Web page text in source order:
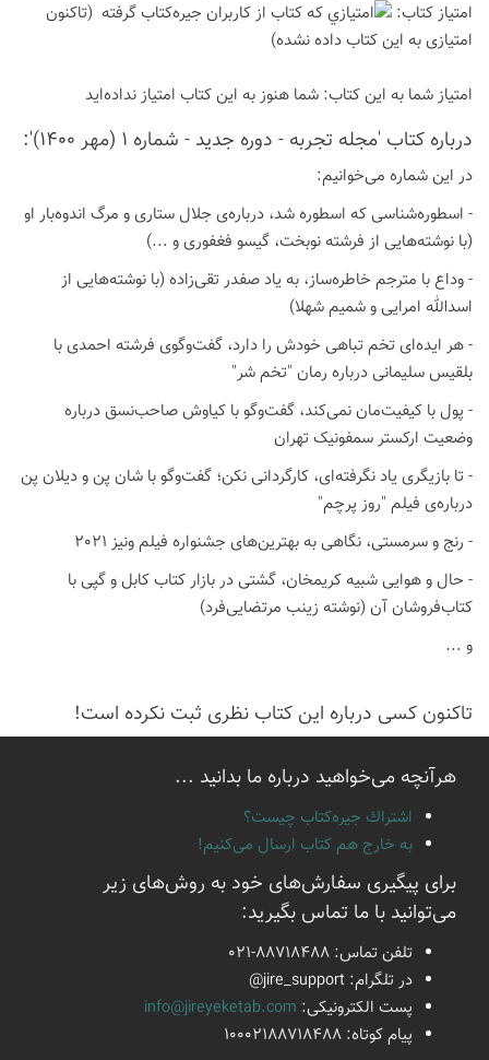
امتیاز كتاب:
(تاكنون
امتیازی به این كتاب داده نشده)
امتیاز شما به این كتاب: شما هنوز به این كتاب امتیاز نداده‌اید
درباره كتاب 'مجله تجربه - دوره جدید - شماره 1 (مهر 1400)':
در این شماره می‌خوانیم:
- اسطوره‌شناسی که اسطوره شد، درباره‌ی جلال ستاری و مرگ اندوه‌بار او
(با نوشته‌هایی از فرشته نوبخت، گیسو فغفوری و ...)
- وداع با مترجم خاطره‌ساز، به یاد صفدر تقی‌زاده (با نوشته‌هایی از
اسدالله امرایی و شمیم شهلا)
- هر ایده‌ای تخم تباهی خودش را دارد، گفت‌وگوی فرشته احمدی با
بلقیس سلیمانی درباره رمان "تخم شر"
- پول با کیفیت‌مان نمی‌کند، گفت‌وگو با کیاوش صاحب‌نسق درباره
وضعیت ارکستر سمفونیک تهران
- تا بازیگری یاد نگرفته‌ای، کارگردانی نکن؛ گفت‌وگو با شان پن و دیلان پن
درباره‌ی فیلم "روز پرچم"
- رنج و سرمستی، نگاهی به بهترین‌های جشنواره فیلم ونیز 2021
- حال و هوایی شبیه کریمخان، گشتی در بازار کتاب کابل و گپی با
کتاب‌فروشان آن (نوشته زینب مرتضایی‌فرد)
و ...
تاكنون كسی درباره این كتاب نظری ثبت نكرده است!
هرآنچه می‌خواهید درباره ما بدانید ...
اشتراك جيره‌كتاب چيست؟
به خارج هم كتاب ارسال می‌كنیم!
برای پیگیری سفارش‌های خود به روش‌های زیر
می‌توانید با ما تماس بگیرید:
تلفن تماس: 021-88718488
در تلگرام: @jire_support
پست الكترونیكی: info@jireyeketab.com
پیام كوتاه: 10002188718488